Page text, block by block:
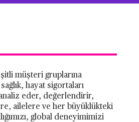
müşteri gruplarına
hayat sigortaları
eder, değerlendirir,
ailelere ve her büyüklükteki
global deneyimimizi